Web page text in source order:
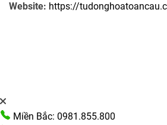
Website: https://
Miền Bắc: 0981.855.800